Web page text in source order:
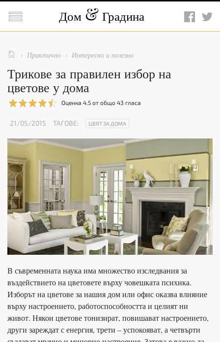
 Дом Градина
  Практично  Интересно и полезно
Трикове за правилен избор на
цветове у дома
Оценка 4.5 от общо 43 гласа
21/05/2015 ТАГОВЕ: ЦВЯТ ЗА ДОМА
В съвременната наука има множество изследвания за
въздействието на цветовете върху човешката психика.
Изборът на цветове за нашия дом или офис оказва влияние
върху настроението, работоспособността и целият ни
живот. Някои цветове тонизират, повишават настроението,
други зареждат с енергия, трети – успокояват, а четвърти